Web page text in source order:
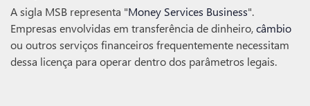
A sigla MSB representa "Money Services Business".
Empresas envolvidas em transferência de dinheiro,câmbio
ou outros serviços financeiros frequentemente necessitam
dessa licença para operar dentro dos parâmetros legais.